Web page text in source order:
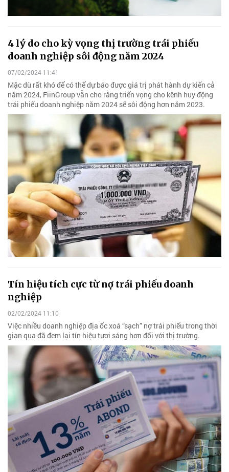
4 lý do cho kỳ vọng thị trường trái phiếu
doanh nghiệp sôi động năm 2024
07/02/2024 11:41
Mặc dù rất khó để có thể dự báo được giá trị phát hành dự kiến cả
năm 2024, FiinGroup vẫn cho rằng triển vọng cho kênh huy động
trái phiếu doanh nghiệp năm 2024 sẽ sôi động hơn năm 2023.
Tín hiệu tích cực từ nợ trái phiếu doanh
nghiệp
02/02/2024 11:10
Việc nhiều doanh nghiệp địa ốc xoá “sạch” nợ trái phiếu trong thời
gian qua đã đem lại tín hiệu tươi sáng hơn đối với thị trường.